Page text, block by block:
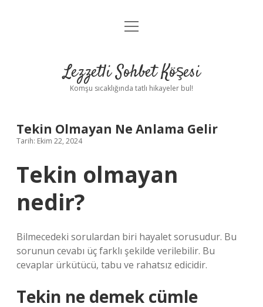
Anasayfa
Yasal Uyarı
menüyü
Lezzetli Sohbet Köşesi
Komşu sıcaklığında tatlı hikayeler bul!
Tekin Olmayan Ne Anlama Gelir
Tarih: Ekim 22, 2024
Tekin olmayan
nedir?
Bilmecedeki sorulardan biri hayalet sorusudur. Bu
sorunun cevabı üç farklı şekilde verilebilir. Bu
cevaplar ürkütücü, tabu ve rahatsız edicidir.
Tekin ne demek cümle